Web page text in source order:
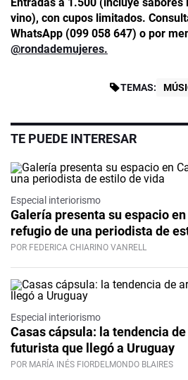
vino), con cupos limitados.
WhatsApp (099 058 647) o por
@rondademujeres.
TEMAS:
TE PUEDE INTERESAR
Especial interiorismo
Galería presenta su espacio en
refugio de una periodista de
POR FEDERICA CHIARINO VANRELL
Especial interiorismo
Casas cápsula: la tendencia
futurista que llegó a Uruguay
POR MARÍA INÉS FIORDELMONDO BLAIRES